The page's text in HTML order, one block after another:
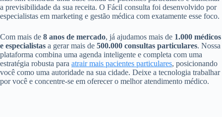
a previsibilidade da sua receita. O Fácil consulta foi desenvolvido por
especialistas em marketing e gestão médica com exatamente esse foco.
Com mais de 8 anos de mercado, já ajudamos mais de 1.000 médicos
e especialistas a gerar mais de 500.000 consultas particulares. Nossa
plataforma combina uma agenda inteligente e completa com uma
estratégia robusta para atrair mais pacientes particulares, posicionando
você como uma autoridade na sua cidade. Deixe a tecnologia trabalhar
por você e concentre-se em oferecer o melhor atendimento médico.